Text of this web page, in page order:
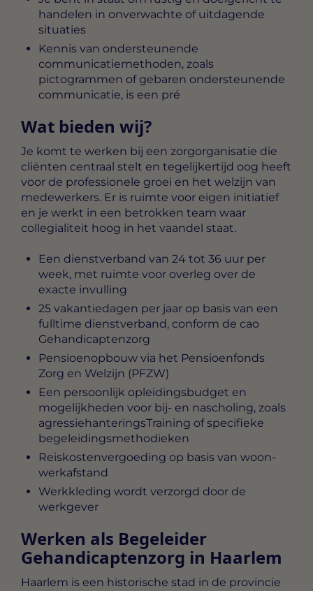
handelen in onverwachte of uitdagende
situaties
Kennis van ondersteunende
communicatiemethoden, zoals
pictogrammen of gebaren ondersteunende
communicatie, is een pré
Wat bieden wij?
Je komt te werken bij een zorgorganisatie die
cliënten centraal stelt en tegelijkertijd oog heeft
voor de professionele groei en het welzijn van
medewerkers. Er is ruimte voor eigen initiatief
en je werkt in een betrokken team waar
collegialiteit hoog in het vaandel staat.
Een dienstverband van 24 tot 36 uur per
week, met ruimte voor overleg over de
exacte invulling
25 vakantiedagen per jaar op basis van een
fulltime dienstverband, conform de cao
Gehandicaptenzorg
Pensioenopbouw via het Pensioenfonds
Zorg en Welzijn (PFZW)
Een persoonlijk opleidingsbudget en
mogelijkheden voor bij- en nascholing, zoals
agressiehanteringsTraining of specifieke
begeleidingsmethodieken
Reiskostenvergoeding op basis van woon-
werkafstand
Werkkleding wordt verzorgd door de
werkgever
Werken als Begeleider
Gehandicaptenzorg in Haarlem
Haarlem is een historische stad in de provincie